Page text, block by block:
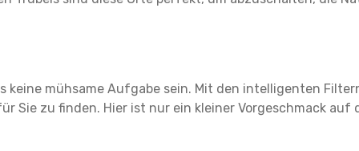
keine mühsame Aufgabe sein. Mit den intelligenten
Sie zu finden. Hier ist nur ein kleiner Vorgeschmack auf